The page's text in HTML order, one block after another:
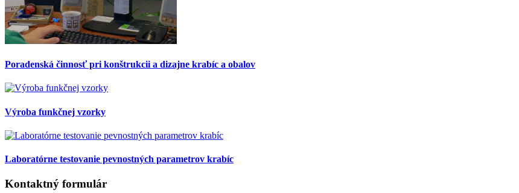
Poradenská činnosť pri konštrukcii a dizajne krabíc a obalov
Výroba funkčnej vzorky
Laboratórne testovanie pevnostných parametrov krabíc
Kontaktný formulár